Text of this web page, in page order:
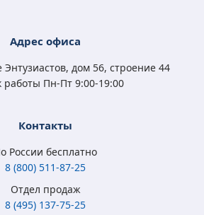
Адрес офиса
Энтузиастов, дом 56, строение 44
работы Пн-Пт 9:00-19:00
Контакты
России бесплатно
8 (800) 511-87-25
Отдел продаж
8 (495) 137-75-25